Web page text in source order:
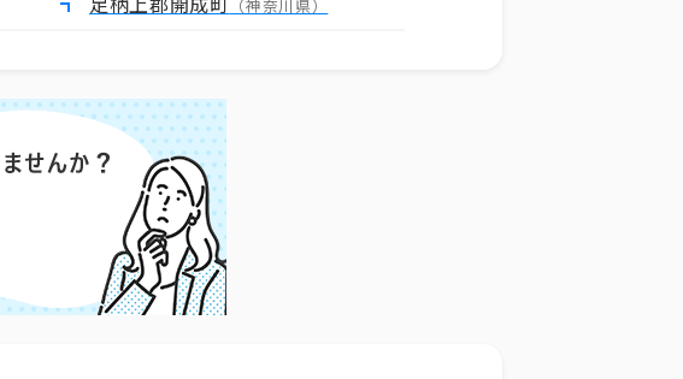
足柄上郡開成町 （神奈川県）